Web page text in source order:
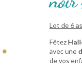
Lot de 6
Fêtez
avec une
de vos